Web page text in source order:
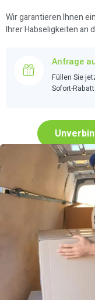
Wir garantieren Ihnen
Ihrer Habseligkeiten an
Anfrage
Füllen Sie
Sofort-